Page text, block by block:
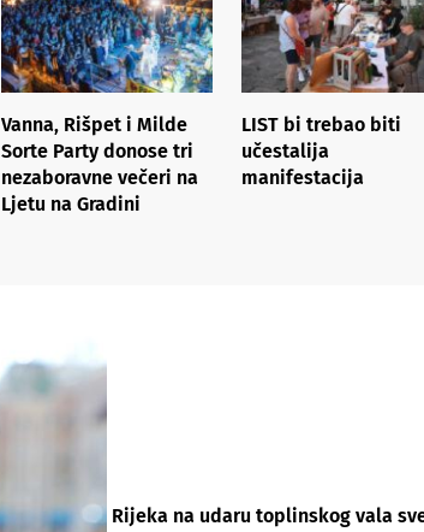
Vanna, Rišpet i Milde
Sorte Party donose tri
nezaboravne večeri na
Ljetu na Gradini
LIST bi trebao biti
učestalija
manifestacija
Rijeka na udaru toplinskog vala